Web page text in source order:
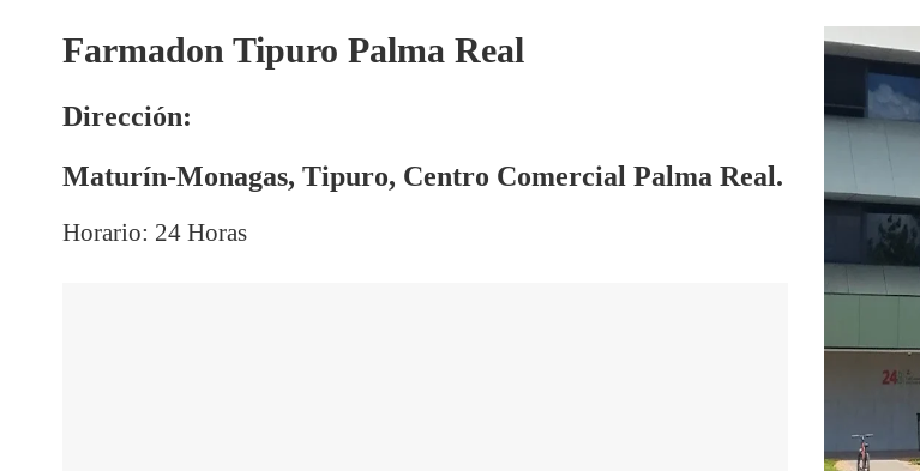
Farmadon Tipuro Palma Real
Dirección:
Maturín-Monagas, Tipuro, Centro Comercial Palma Real.
Horario: 24 Horas